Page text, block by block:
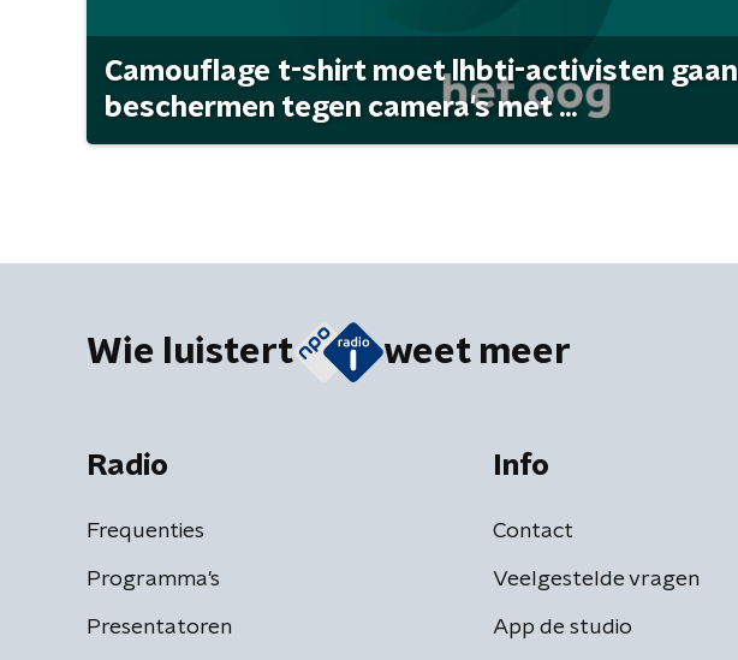
Camouflage t-shirt moet lhbti-activisten gaan
beschermen tegen camera's met ...
Wie luistert weet meer
Radio
Frequenties
Programma's
Presentatoren
Info
Contact
Veelgestelde vragen
App de studio